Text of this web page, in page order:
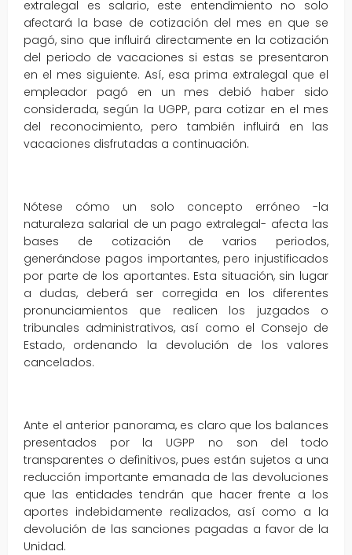
extralegal es salario, este entendimiento no solo
afectará la base de cotización del mes en que se
pagó, sino que influirá directamente en la cotización
del periodo de vacaciones si estas se presentaron
en el mes siguiente. Así, esa prima extralegal que el
empleador pagó en un mes debió haber sido
considerada, según la UGPP, para cotizar en el mes
del reconocimiento, pero también influirá en las
vacaciones disfrutadas a continuación.
Nótese cómo un solo concepto erróneo -la
naturaleza salarial de un pago extralegal- afecta las
bases de cotización de varios periodos,
generándose pagos importantes, pero injustificados
por parte de los aportantes. Esta situación, sin lugar
a dudas, deberá ser corregida en los diferentes
pronunciamientos que realicen los juzgados o
tribunales administrativos, así como el Consejo de
Estado, ordenando la devolución de los valores
cancelados.
Ante el anterior panorama, es claro que los balances
presentados por la UGPP no son del todo
transparentes o definitivos, pues están sujetos a una
reducción importante emanada de las devoluciones
que las entidades tendrán que hacer frente a los
aportes indebidamente realizados, así como a la
devolución de las sanciones pagadas a favor de la
Unidad.